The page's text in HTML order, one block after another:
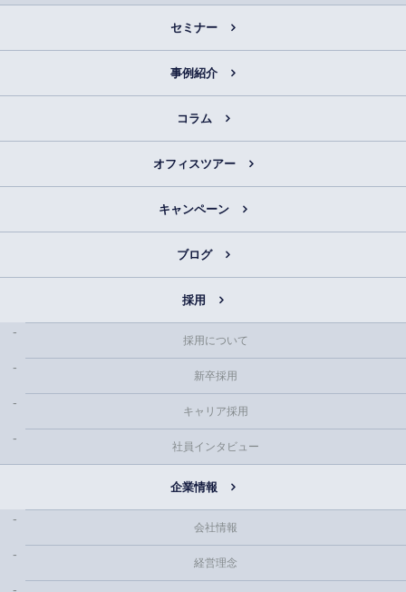
セミナー
事例紹介
コラム
オフィスツアー
キャンペーン
ブログ
採用
採用について
新卒採用
キャリア採用
社員インタビュー
企業情報
会社情報
経営理念